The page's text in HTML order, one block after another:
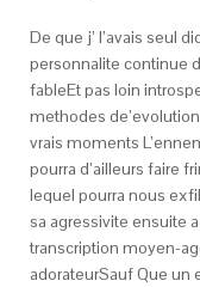
De que j’ l’avais seul
personnalite continue
fableEt pas loin
methodes
vrais moments
pourra d’ailleurs faire
lequel pourra nous
sa agressivite ensuite
transcription moyen-
adorateurSauf Que un